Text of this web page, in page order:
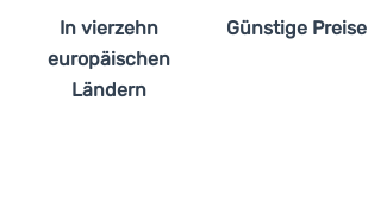
In vierzehn
europäischen
Ländern
Günstige Preise